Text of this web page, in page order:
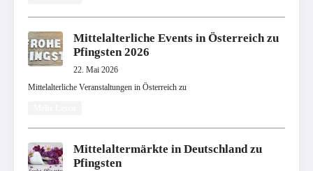
Mittelalterliche Events in Österreich zu
Pfingsten 2026
22. Mai 2026
Mittelalterliche Veranstaltungen in Österreich zu
Mittelaltermärkte in Deutschland zu
Pfingsten